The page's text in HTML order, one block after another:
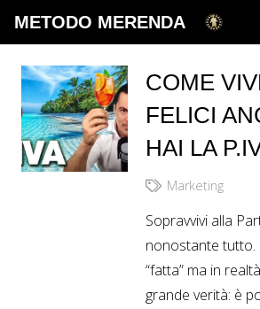
METODO MERENDA
COME
FELICI
HAI LA
Marketing
Sopravvivi alla
nonostante tutto.
“fatta” ma in
grande verità: è